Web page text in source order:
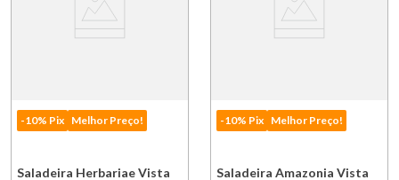
-10% Pix Melhor Preço!
Saladeira Herbariae Vista
-10% Pix Melhor Preço!
Saladeira Amazonia Vista